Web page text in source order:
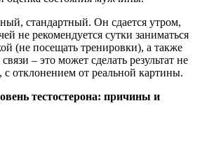
стандартный. Он сдается утром,
не рекомендуется сутки заниматься
(не посещать тренировки), а также
– это может сделать результат не
с отклонением от реальной картины.
тестостерона: причины и